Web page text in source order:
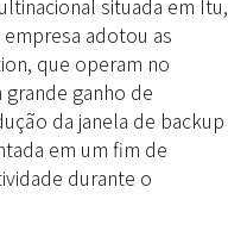
situada em Itu,
adotou as
que operam no
ganho de
da janela de backup
em um fim de
durante o